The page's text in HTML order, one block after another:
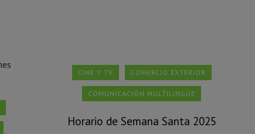
CINE Y TV COMERCIO EXTERIOR
COMUNICACIÓN MULTILINGÜE
Horario de Semana Santa 2025